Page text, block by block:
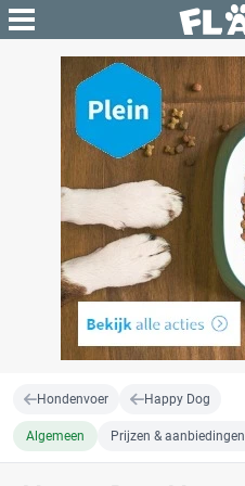
Hondenvoer Happy Dog
Algemeen Prijzen & aanbiedingen